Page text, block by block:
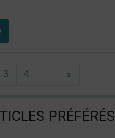
3 4 … »
PRÉFÉRÉS